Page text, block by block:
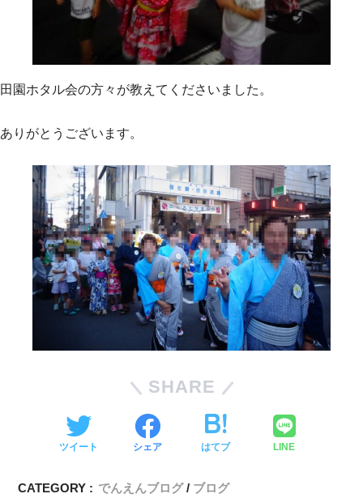
田園ホタル会の方々が教えてくださいました。
ありがとうございます。
SHARE
ツイート シェア はてブ LINE
CATEGORY : でんえんブログ ブログ